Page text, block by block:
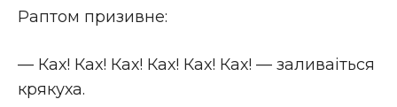
Раптом призивне:
— Ках! Ках! Ках! Ках! Ках! Ках! — заливаіться
крякуха.